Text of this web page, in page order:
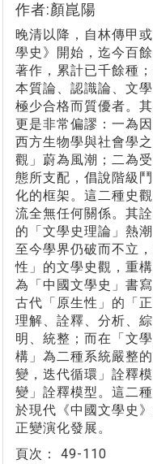
作者:顏崑陽
晚清以降，自林傳甲
學史》開始，迄今百
著作，累計已千餘種
本質論、認識論、文
極少合格而質優者。
更是非常偏謬：一為
西方生物學與社會學
觀」蔚為風潮；二為
態所支配，倡說階級
化的框架。這二種史
流全無任何關係。其
的「文學史理論」熱
至今學界仍破而不立
性」的文學史觀，重
為「中國文學史」書
古代「原生性」的「
理解、詮釋、分析、
明、統整；而在「文
構」為二種系統嚴整
變，迭代循環」詮釋
變」詮釋模型。這二
於現代《中國文學史
正變演化發展。
頁次： 49-110